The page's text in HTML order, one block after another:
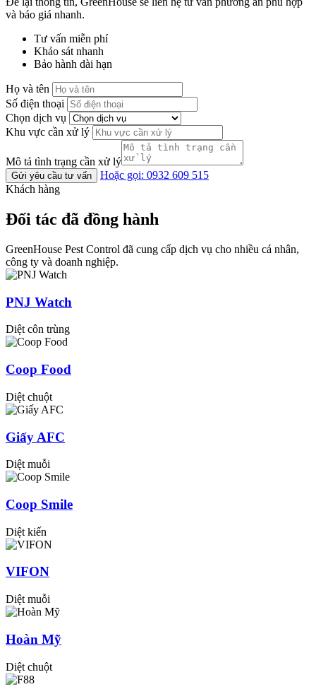
và báo giá nhanh.
Tư vấn miễn phí
Khảo sát nhanh
Bảo hành dài hạn
Họ và tên
Số điện thoại
Chọn dịch vụ
Khu vực cần xử lý
Mô tả tình trạng cần xử lý
Gửi yêu cầu tư vấn
Hoặc gọi: 0932 609 515
Khách hàng
Đối tác đã đồng hành
GreenHouse Pest Control đã cung cấp dịch vụ cho nhiều cá nhân,
công ty và doanh nghiệp.
PNJ Watch
Diệt côn trùng
Coop Food
Diệt chuột
Giấy AFC
Diệt muỗi
Coop Smile
Diệt kiến
VIFON
Diệt muỗi
Hoàn Mỹ
Diệt chuột